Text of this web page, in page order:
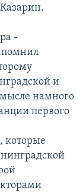
-
и
намного
первого
которые